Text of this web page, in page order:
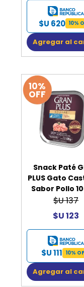
$U 620 10%
Agregar al
10%
OFF
Snack Paté
PLUS Gato
Sabor Pollo
$U 137
$U 123
$U 111 10%
Agregar al